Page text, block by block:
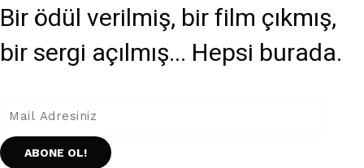
Bir ödül verilmiş, bir film çıkmış,
bir sergi açılmış... Hepsi burada.